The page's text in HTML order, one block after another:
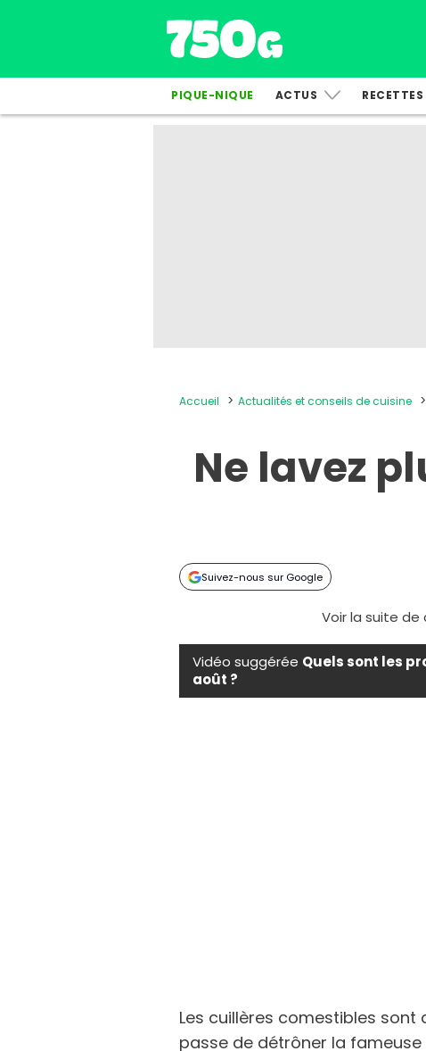
PIQUE-NIQUE ACTUS RECETTES
Accueil Actualités et conseils de cuisine
Ne lavez
Suivez-nous sur Google
Voir la suite
Vidéo suggérée Quels sont les
août ?
Les cuillères comestibles
passe de détrôner la